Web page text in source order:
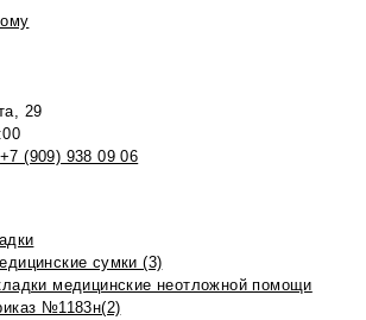
29
+7 (909) 938 09 06
сумки (3)
медицинские неотложной помощи
№1183н(2)